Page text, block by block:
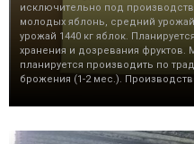
исключительно под
молодых яблонь, средний
урожай 1440 кг яблок.
хранения и дозревания фруктов.
планируется производить по
брожения (1-2 мес.).